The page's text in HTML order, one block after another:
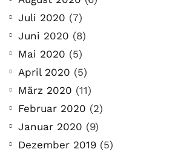
Juli 2020 (7)
Juni 2020 (8)
Mai 2020 (5)
April 2020 (5)
März 2020 (11)
Februar 2020 (2)
Januar 2020 (9)
Dezember 2019 (5)